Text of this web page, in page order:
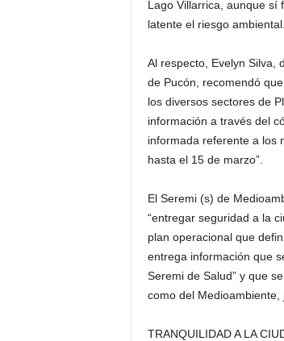
Lago Villarrica, aunque sí
latente el riesgo ambiental.
Al respecto, Evelyn Silva,
de Pucón, recomendó
los diversos sectores de
información a través del
informada referente a los
hasta el 15 de marzo”.
El Seremi (s) de
“entregar seguridad a la
plan operacional que
entrega información que
Seremi de Salud” y que
como del Medioambiente,
TRANQUILIDAD A LA